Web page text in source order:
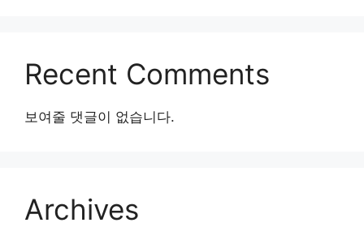
Recent Comments
보여줄 댓글이 없습니다.
Archives